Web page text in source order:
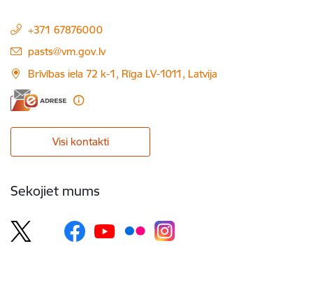
+371 67876000
E-pasts:
pasts@vm.gov.lv
Brīvības iela 72 k-1, Rīga LV-1011, Latvija
Visi kontakti
Sekojiet mums